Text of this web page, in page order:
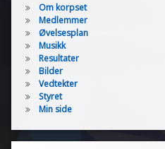
Om korpset
Medlemmer
Øvelsesplan
Musikk
Resultater
Bilder
Vedtekter
Styret
Min side